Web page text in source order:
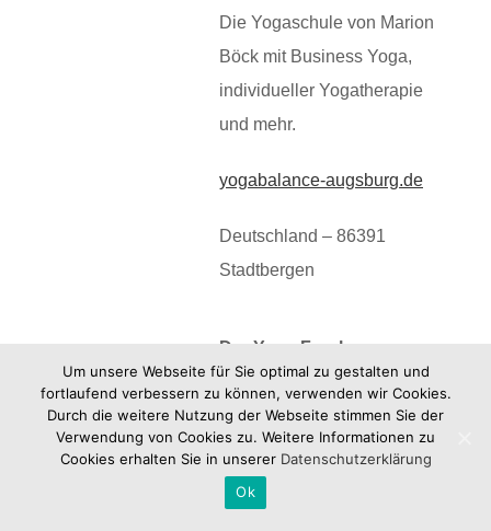
Die Yogaschule von Marion
Böck mit Business Yoga,
individueller Yogatherapie
und mehr.
yogabalance-augsburg.de
Deutschland – 86391
Stadtbergen
Der Yoga Frank
Frank Wesnitzer ist Yoga-
und Pilateslehrer, eine seiner
Spezialitäten: Bineeyo –
Yoga in Emotion.
Um unsere Webseite für Sie optimal zu gestalten und
fortlaufend verbessern zu können, verwenden wir Cookies.
Durch die weitere Nutzung der Webseite stimmen Sie der
Verwendung von Cookies zu. Weitere Informationen zu
Cookies erhalten Sie in unserer Datenschutzerklärung
Ok